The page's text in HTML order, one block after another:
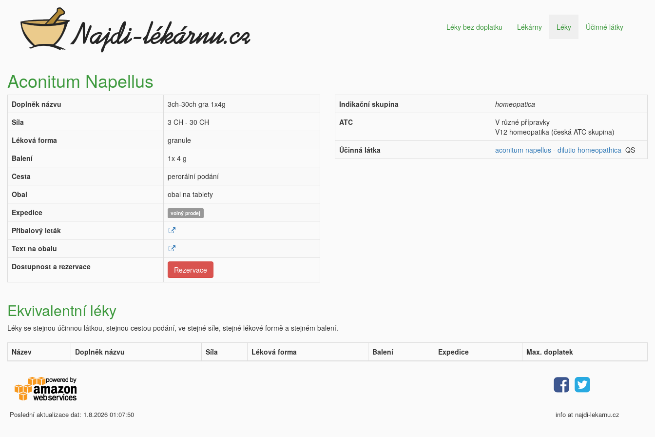
Léky bez doplatku Lékárny Léky Účinné látky
Aconitum Napellus
Doplněk názvu
3ch-30ch gra 1x4g
Síla
3 CH - 30 CH
Léková forma
granule
Balení
1x 4 g
Cesta
perorální podání
Obal
obal na tablety
Expedice
volný prodej
Příbalový leták
Text na obalu
Dostupnost a rezervace
Rezervace
Indikační skupina
homeopatica
ATC
V různé přípravky
V12 homeopatika (česká ATC skupina)
Účinná látka
aconitum napellus - dilutio homeopathica QS
Ekvivalentní léky
Léky se stejnou účinnou látkou, stejnou cestou podání, ve stejné síle, stejné lékové formě a stejném balení.
Název Doplněk názvu Síla Léková forma Balení Expedice Max. doplatek
Poslední aktualizace dat: 1.8.2026 01:07:50 info at najdi-lekarnu.cz